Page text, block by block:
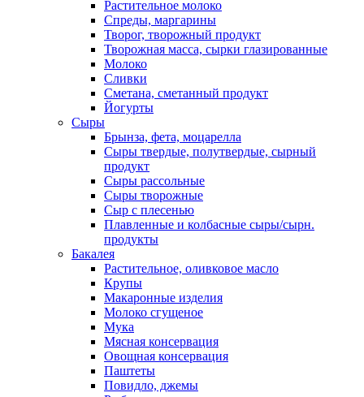
Растительное молоко
Спреды, маргарины
Творог, творожный продукт
Творожная масса, сырки глазированные
Молоко
Сливки
Сметана, сметанный продукт
Йогурты
Сыры
Брынза, фета, моцарелла
Сыры твердые, полутвердые, сырный
продукт
Сыры рассольные
Сыры творожные
Сыр с плесенью
Плавленные и колбасные сыры/сырн.
продукты
Бакалея
Растительное, оливковое масло
Крупы
Макаронные изделия
Молоко сгущеное
Мука
Мясная консервация
Овощная консервация
Паштеты
Повидло, джемы